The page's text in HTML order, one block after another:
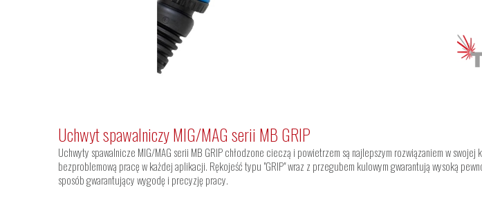
Uchwyt spawalniczy MIG/MAG serii MB GRIP
Uchwyty spawalnicze MIG/MAG serii MB GRIP chłodzone cieczą i powietrzem są najlepszym rozwiązaniem w
bezproblemową pracę w każdej aplikacji. Rękojeść typu "GRIP" wraz z przegubem kulowym gwarantują wysoką
sposób gwarantujący wygodę i precyzję pracy.